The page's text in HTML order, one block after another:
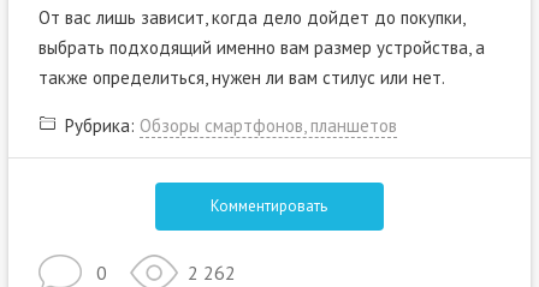
От вас лишь зависит, когда дело дойдет до покупки,
выбрать подходящий именно вам размер устройства, а
также определиться, нужен ли вам стилус или нет.
Рубрика: Обзоры смартфонов, планшетов
Комментировать
0 2 262